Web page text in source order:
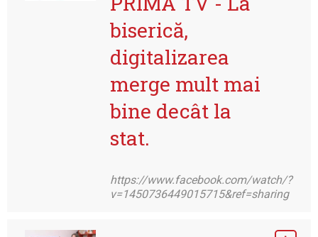
biserică,
digitalizarea
merge mult mai
bine decât la
stat.
https://www.facebook.com/watch/?
v=1450736449015715&ref=sharing